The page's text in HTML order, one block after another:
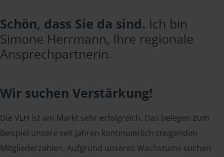
Schön, dass Sie da sind. Ich bin
Simone Herrmann, Ihre regionale
Ansprechpartnerin.
Wir suchen Verstärkung!
Die VLH ist am Markt sehr erfolgreich. Das belegen zum
Beispiel unsere seit Jahren kontinuierlich steigenden
Mitgliederzahlen. Aufgrund unseres Wachstums suchen